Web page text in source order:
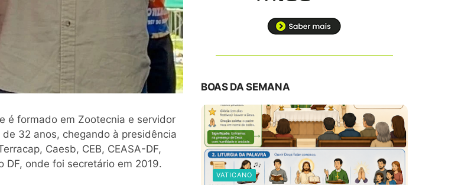
é formado em Zootecnia e servidor
32 anos, chegando à presidência
Caesb, CEB, CEASA-DF,
DF, onde foi secretário em 2019.
BOAS DA SEMANA
VATICANO